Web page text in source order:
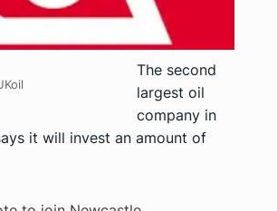
The second
largest oil
company in
it will invest an amount of